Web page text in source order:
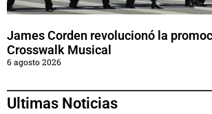
James Corden revolucionó la
Crosswalk Musical
6 agosto 2026
Ultimas Noticias